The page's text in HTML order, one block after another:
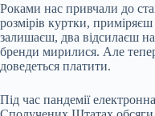
Роками нас привчали до
розмірів куртки,
залишаєш, два відсилаєш
бренди мирилися. Але
доведеться платити.
Під час пандемії